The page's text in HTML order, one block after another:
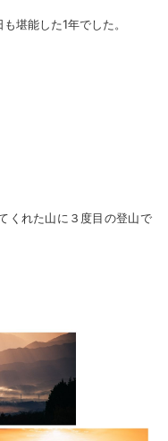
堪能した1年でした。
くれた山に３度目の登山で